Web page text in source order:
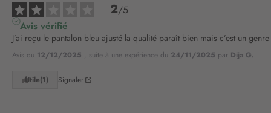
2/5
Avis vérifié
J’ai reçu le pantalon bleu ajusté la qualité paraît bien mais c’est un
Avis du 12/12/2025 , suite à une expérience du 24/11/2025 par Dija G.
Utile(1) Signaler